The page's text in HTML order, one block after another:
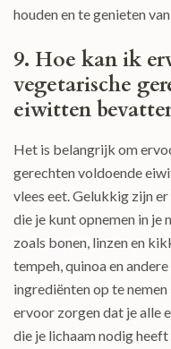
houden en te genieten
9. Hoe kan ik
vegetarische
eiwitten
Het is belangrijk om
gerechten voldoende
vlees eet. Gelukkig zijn
die je kunt opnemen in je
zoals bonen, linzen en
tempeh, quinoa en
ingrediënten op te
ervoor zorgen dat je alle
die je lichaam nodig